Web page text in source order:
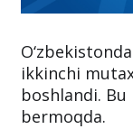
ikkinchi
boshlandi.
bermoqda.